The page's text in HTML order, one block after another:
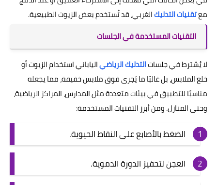
معتقنيات التدليكالغربي، قد تُستخدم بعض الزيوت الطبيعية.
التقنيات المستخدمة في الجلسات
لا يُشترط في جلساتالتدليك الرياضيالياباني استخدام الزيوت أو
خلع الملابس، بل غالبًا ما يُجرى فوق ملابس خفيفة، مما يجعله
مناسبًا للتطبيق في بيئات متعددة مثل المدارس، المراكز الرياضية،
وحتى المنازل. ومن أبرز التقنيات المستخدمة:
الضغط بالأصابع على النقاط الحيوية.
العجن لتحفيز الدورة الدموية.